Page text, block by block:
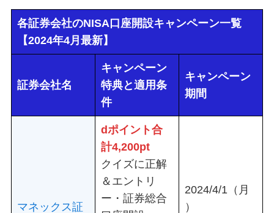
各証券会社のNISA口座開設キャンペーン一覧
【2024年4月最新】
証券会社名
キャンペーン
特典と適用条
件
キャンペーン
期間
マネックス証
dポイント合
計4,200pt
クイズに正解
＆エントリ
ー・証券総合
2024/4/1（月
）